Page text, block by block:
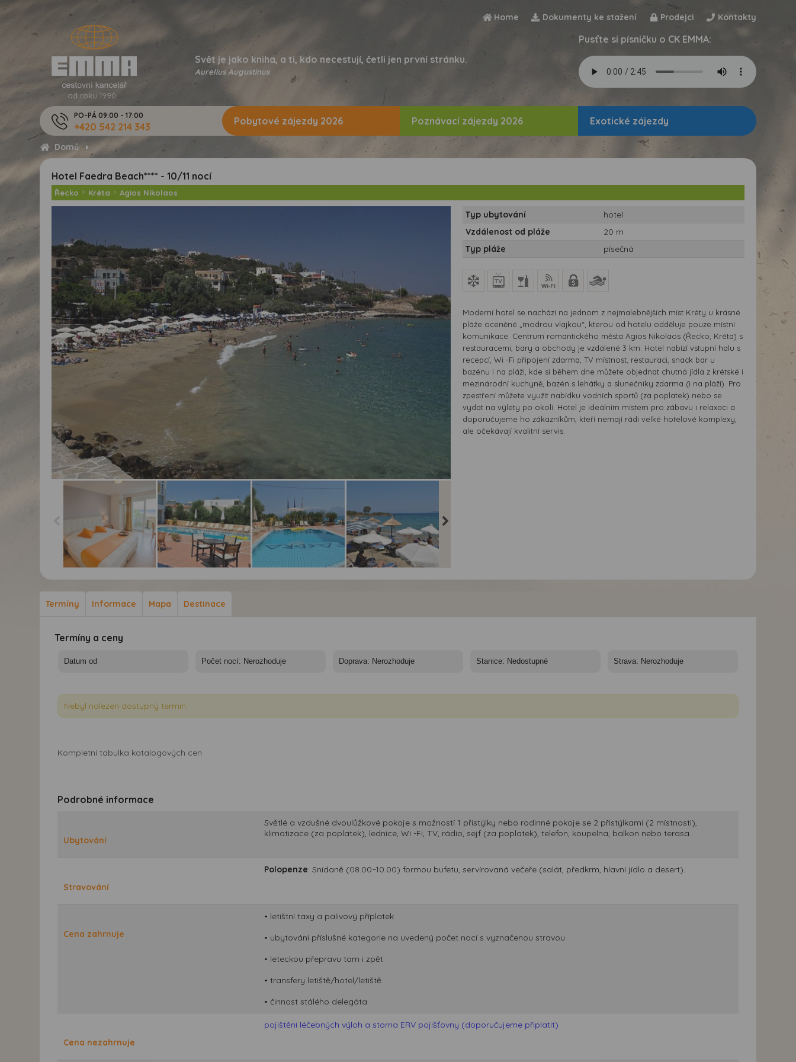
Home Dokumenty ke stažení Prodejci Kontakty
od roku 1990
Svět je jako kniha, a ti, kdo necestují, četli jen první stránku.
Aurelius Augustinus
Pusťte si písničku o CK EMMA:
PO-PÁ 09:00 - 17:00
+420 542 214 343
Domů
Pobytové zájezdy 2026 Poznávací zájezdy 2026 Exotické zájezdy
Hotel Faedra Beach**** - 10/11 nocí
Řecko > Kréta > Agios Nikolaos
Kréta - Faedra Beach
Kréta - Faedra Beach
Typ ubytování
hotel
Vzdálenost od pláže
20 m
Typ pláže
písečná
Moderní hotel se nachází na jednom z nejmalebnějších míst Kréty u krásné
pláže oceněné „modrou vlajkou“, kterou od hotelu odděluje pouze místní
komunikace. Centrum romantického města Agios Nikolaos (Řecko, Kréta) s
restauracemi, bary a obchody je vzdálené 3 km. Hotel nabízí vstupní halu s
recepcí, Wi -Fi připojení zdarma, TV místnost, restauraci, snack bar u
bazénu i na pláži, kde si během dne můžete objednat chutná jídla z krétské i
mezinárodní kuchyně, bazén s lehátky a slunečníky zdarma (i na pláži). Pro
zpestření můžete využít nabídku vodních sportů (za poplatek) nebo se
vydat na výlety po okolí. Hotel je ideálním místem pro zábavu i relaxaci a
doporučujeme ho zákazníkům, kteří nemají rádi velké hotelové komplexy,
ale očekávají kvalitní servis.
Termíny Informace Mapa Destinace
Termíny a ceny
Nebyl nalezen dostupný termín.
Kompletní tabulka katalogových cen
Podrobné informace
Ubytování
Světlé a vzdušné dvoulůžkové pokoje s možností 1 přistýlky nebo rodinné pokoje se 2 přistýlkami (2 místnosti),
klimatizace (za poplatek), lednice, Wi -Fi, TV, rádio, sejf (za poplatek), telefon, koupelna, balkon nebo terasa.
Stravování
Polopenze: Snídaně (08.00−10.00) formou bufetu, servírovaná večeře (salát, předkrm, hlavní jídlo a desert).
Cena zahrnuje
• letištní taxy a palivový příplatek
• ubytování příslušné kategorie na uvedený počet nocí s vyznačenou stravou
• leteckou přepravu tam i zpět
• transfery letiště/hotel/letiště
• činnost stálého delegáta
Cena nezahrnuje
pojištění léčebných výloh a storna ERV pojišťovny (doporučujeme připlatit)